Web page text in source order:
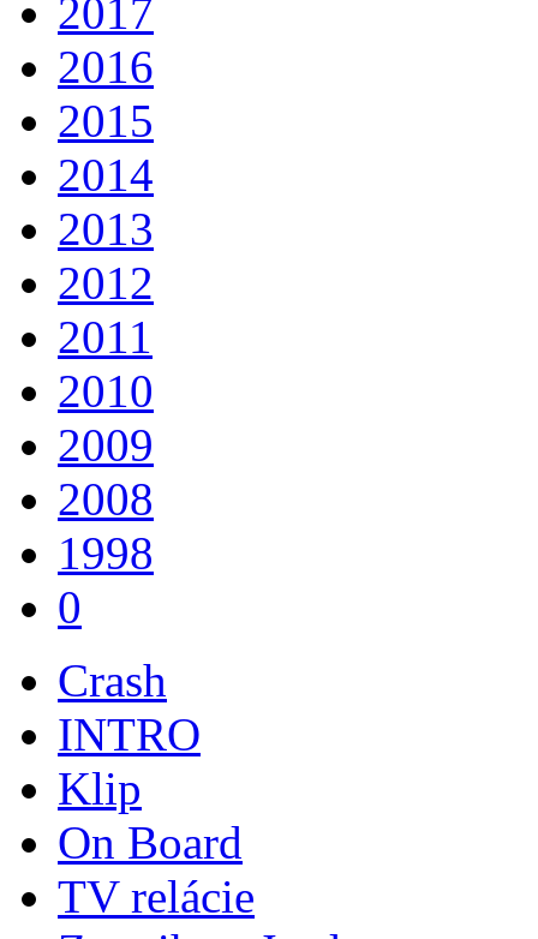
2017
2016
2015
2014
2013
2012
2011
2010
2009
2008
1998
0
Crash
INTRO
Klip
On Board
TV relácie